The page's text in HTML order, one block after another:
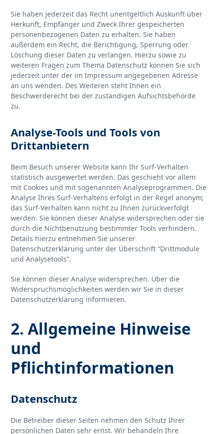
Sie haben jederzeit das Recht unentgeltlich Auskunft über
Herkunft, Empfänger und Zweck Ihrer gespeicherten
personenbezogenen Daten zu erhalten. Sie haben
außerdem ein Recht, die Berichtigung, Sperrung oder
Löschung dieser Daten zu verlangen. Hierzu sowie zu
weiteren Fragen zum Thema Datenschutz können Sie sich
jederzeit unter der im Impressum angegebenen Adresse
an uns wenden. Des Weiteren steht Ihnen ein
Beschwerderecht bei der zuständigen Aufsichtsbehörde
zu.
Analyse-Tools und Tools von
Drittanbietern
Beim Besuch unserer Website kann Ihr Surf-Verhalten
statistisch ausgewertet werden. Das geschieht vor allem
mit Cookies und mit sogenannten Analyseprogrammen. Die
Analyse Ihres Surf-Verhaltens erfolgt in der Regel anonym;
das Surf-Verhalten kann nicht zu Ihnen zurückverfolgt
werden. Sie können dieser Analyse widersprechen oder sie
durch die Nichtbenutzung bestimmter Tools verhindern.
Details hierzu entnehmen Sie unserer
Datenschutzerklärung unter der Überschrift “Drittmodule
und Analysetools”.
Sie können dieser Analyse widersprechen. Über die
Widerspruchsmöglichkeiten werden wir Sie in dieser
Datenschutzerklärung informieren.
2. Allgemeine Hinweise
und
Pflichtinformationen
Datenschutz
Die Betreiber dieser Seiten nehmen den Schutz Ihrer
persönlichen Daten sehr ernst. Wir behandeln Ihre